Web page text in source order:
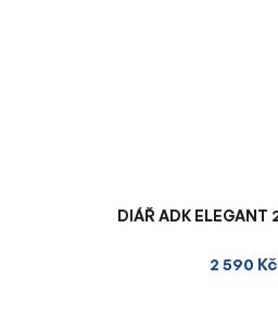
DIÁŘ ADK ELEGANT
2 590 Kč